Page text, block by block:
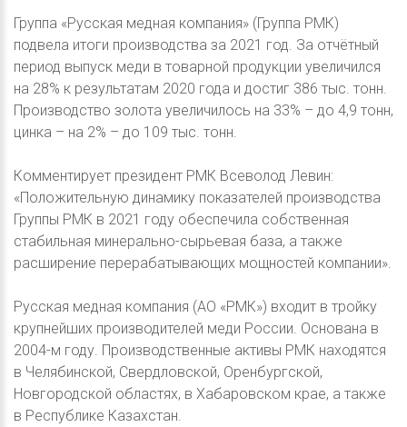
Группа «Русская медная компания» (Группа РМК)
подвела итоги производства за 2021 год. За отчётный
период выпуск меди в товарной продукции увеличился
на 28% к результатам 2020 года и достиг 386 тыс. тонн.
Производство золота увеличилось на 33% – до 4,9 тонн,
цинка – на 2% – до 109 тыс. тонн.
Комментирует президент РМК Всеволод Левин:
«Положительную динамику показателей производства
Группы РМК в 2021 году обеспечила собственная
стабильная минерально-сырьевая база, а также
расширение перерабатывающих мощностей компании».
Русская медная компания (АО «РМК») входит в тройку
крупнейших производителей меди России. Основана в
2004-м году. Производственные активы РМК находятся
в Челябинской, Свердловской, Оренбургской,
Новгородской областях, в Хабаровском крае, а также
в Республике Казахстан.